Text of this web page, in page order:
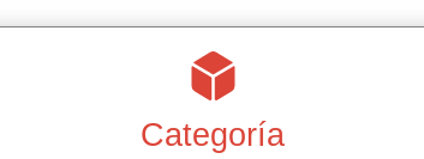
Categoría